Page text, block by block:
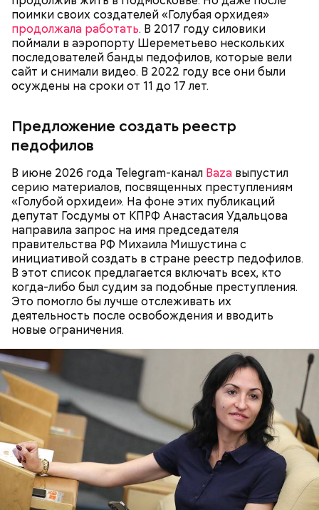
поимки своих создателей «Голубая орхидея»
продолжала работать. В 2017 году силовики
поймали в аэропорту Шереметьево нескольких
последователей банды педофилов, которые вели
сайт и снимали видео. В 2022 году все они были
осуждены на сроки от 11 до 17 лет.
Предложение создать реестр
педофилов
В июне 2026 года Telegram-канал Baza выпустил
серию материалов, посвященных преступлениям
«Голубой орхидеи». На фоне этих публикаций
депутат Госдумы от КПРФ Анастасия Удальцова
направила запрос на имя председателя
правительства РФ Михаила Мишустина с
инициативой создать в стране реестр педофилов.
В этот список предлагается включать всех, кто
когда-либо был судим за подобные преступления.
Это помогло бы лучше отслеживать их
деятельность после освобождения и вводить
новые ограничения.
Адвокат Гасанова Козяйкин заявил, что после
вынесения приговора блогер пребывает в
«непростом эмоциональном состоянии».
— Ситуация эмоционально для него тоже
непростая, и понятно, что он так же, как и любой
обычный человек, будет переживать. Но он
мужчина, поэтому в любом случае будет принимать
все тяготы этого приговора, — приводит слова
адвоката ГасановаРЕН ТВ.
махинациях с квартирой. По его словам, блогер
купил жилье законно и не пытался срочно от него
избавиться. Защита намерена обжаловать решение
суда.
К чему приговорили Миссюру
Миссюра провел в СИЗО почти два года. За это
время онпрочитал 120 книг. Несмотря на хорошее
поведение и раскаяние обвиняемого, прокурор
наказании.
Фото: Пресс-служба московских судов общей юрисдикции